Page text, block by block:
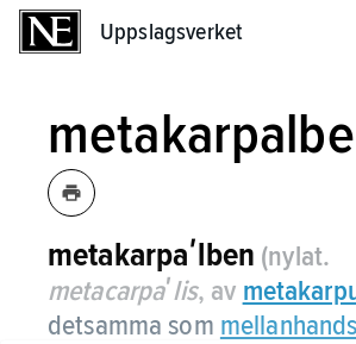
Uppslagsverket
metakarpaʹlben (nylat.
metacarpaʹlis, av
detsamma som